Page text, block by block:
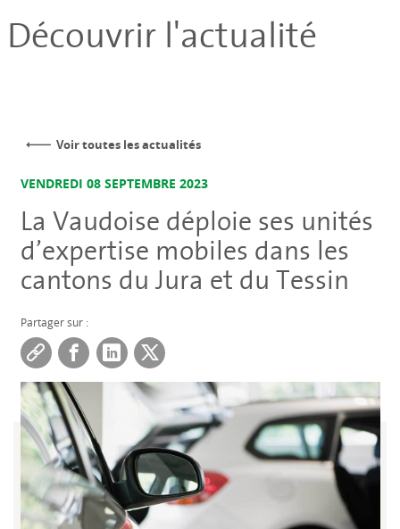
Découvrir l'actualité
Voir toutes les actualités
VENDREDI 08 SEPTEMBRE 2023
La Vaudoise déploie ses unités
d’expertise mobiles dans les
cantons du Jura et du Tessin
Partager sur :